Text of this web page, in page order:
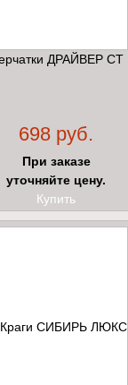
ДРАЙВЕР СТ
698 руб.
При заказе
уточняйте цену.
Купить